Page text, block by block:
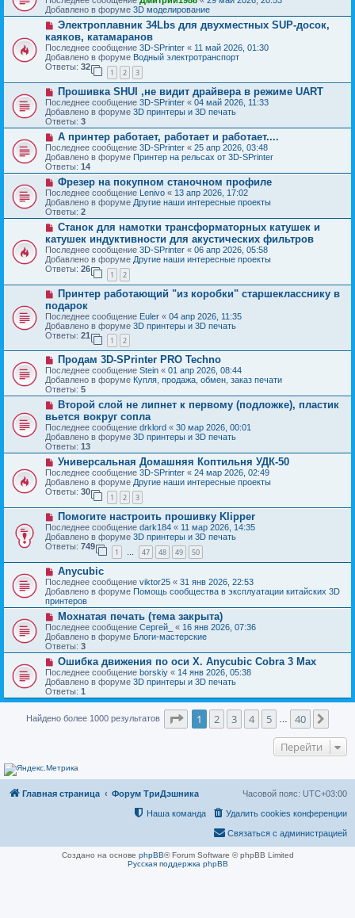
б
щ
е
н
и
е
в
о
е
с
о
о
б
е
и
е
Добавлено в форуме 3D моделирование
Н
в
о
е
с
о
б
щ
е
н
и
е
Электроплавник 34Lbs для двухместных SUP-досок,
каяков, катамаранов
Последнее сообщение 3D-SPrinter « 11 май 2026, 01:30
Добавлено в форуме Водный электротранспорт
Ответы: 32
1 2 3
Н
о
в
о
е
с
о
о
б
щ
е
н
и
е
Прошивка SHUI ,не видит драйвера в режиме UART
Последнее сообщение 3D-SPrinter « 04 май 2026, 11:33
Добавлено в форуме 3D принтеры и 3D печать
Ответы: 3
Н
о
в
о
е
с
о
о
б
щ
е
н
и
е
А принтер работает, работает и работает....
Последнее сообщение 3D-SPrinter « 25 апр 2026, 03:48
Добавлено в форуме Принтер на рельсах от 3D-SPrinter
Ответы: 14
Н
о
в
о
е
с
о
о
б
щ
е
н
е
Фрезер на покупном станочном профиле
Последнее сообщение Lenivo « 13 апр 2026, 17:02
Добавлено в форуме Другие наши интересные проекты
Ответы: 2
Н
в
о
е
с
о
щ
е
н
и
е
Станок для намотки трансформаторных катушек и
катушек индуктивности для акустических фильтров
Последнее сообщение 3D-SPrinter « 06 апр 2026, 05:58
Добавлено в форуме Другие наши интересные проекты
Ответы: 26
1 2
Н
в
о
е
с
о
о
б
щ
е
н
е
Принтер работающий "из коробки" старшекласснику в
подарок
Последнее сообщение Euler « 04 апр 2026, 11:35
Добавлено в форуме 3D принтеры и 3D печать
Ответы: 21
1 2
Н
о
в
о
е
о
о
б
щ
е
н
и
е
Продам 3D-SPrinter PRO Techno
Последнее сообщение Stein « 01 апр 2026, 08:44
Добавлено в форуме Купля, продажа, обмен, заказ печати
Ответы: 5
Н
в
о
е
с
о
о
б
щ
н
е
Второй слой не липнет к первому (подложке), пластик
вьется вокруг сопла
Последнее сообщение drklord « 30 мар 2026, 00:01
Добавлено в форуме 3D принтеры и 3D печать
Ответы: 13
Н
о
в
о
с
о
б
щ
н
и
е
Универсальная Домашняя Коптильня УДК-50
Последнее сообщение 3D-SPrinter « 24 мар 2026, 02:49
Добавлено в форуме Другие наши интересные проекты
Ответы: 30
1 2 3
Н
о
в
о
е
с
о
о
б
щ
е
н
и
е
Помогите настроить прошивку Klipper
Последнее сообщение dark184 « 11 мар 2026, 14:35
Добавлено в форуме 3D принтеры и 3D печать
Ответы: 749
1 … 47 48 49 50
Н
о
в
о
е
о
о
б
щ
е
н
и
е
Anycubic
Последнее сообщение viktor25 « 31 янв 2026, 22:53
Добавлено в форуме Помощь сообщества в эксплуатации китайских 3D
принтеров
Н
о
в
о
е
с
о
о
б
щ
н
Мохнатая печать (тема закрыта)
Последнее сообщение Сергей_ « 16 янв 2026, 07:36
Добавлено в форуме Блоги-мастерские
Ответы: 3
Н
о
в
о
е
о
и
Ошибка движения по оси Х. Anycubic Cobra 3 Max
Последнее сообщение borskiy « 14 янв 2026, 05:38
Добавлено в форуме 3D принтеры и 3D печать
Ответы: 1
Найдено более 1000 результатов Страница1 из
1 2 3 4 5 40
Перейти
Главная страница Форум ТриДэшника Часовой пояс: UTC+03:00
Удалить cookies конференции
Наша команда
Связаться с администрацией
Создано на основе phpBB® Forum Software © phpBB Limited
Русская поддержка phpBB